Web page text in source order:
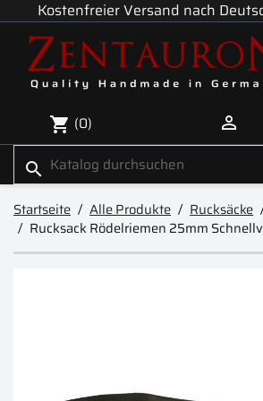
Kostenfreier Versand nach
shopping_cart (0) 
search
Startseite Alle Produkte Rucksäcke
Rucksack Rödelriemen 25mm